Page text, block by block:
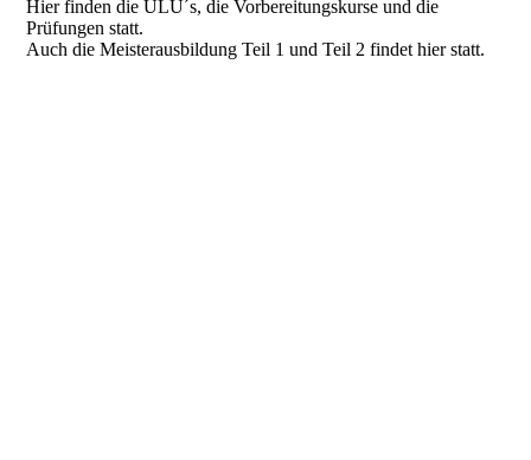
Hier finden die ÜLU´s, die Vorbereitungskurse und die
Prüfungen statt.
Auch die Meisterausbildung Teil 1 und Teil 2 findet hier statt.